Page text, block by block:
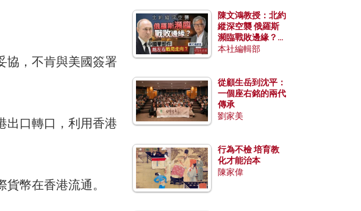
協，不肯與美國簽署
出口轉口，利用香港
幣在香港流通。
陳文鴻教授：北約
縱深空襲 俄羅斯
瀕臨戰敗邊緣？中
國零部件能左右戰
本社編輯部
從顧生岳到沈平：
一個座右銘的兩代
傳承
劉家美
行為不檢 培育教
化才能治本
陳家偉